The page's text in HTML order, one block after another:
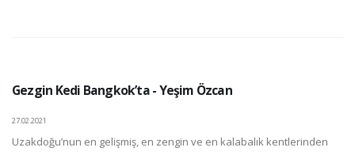
Gezgin Kedi Bangkok’ta - Yeşim Özcan
27.02.2021
Uzakdoğu’nun en gelişmiş, en zengin ve en kalabalık kentlerinden